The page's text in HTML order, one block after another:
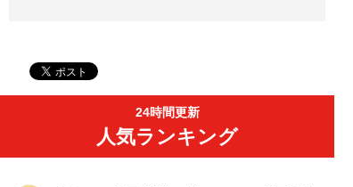
24時間更新
人気ランキング